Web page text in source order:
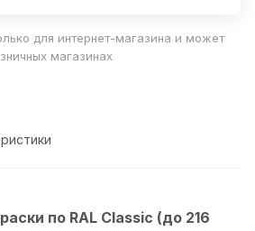
для интернет-магазина и может
магазинах
по RAL Classic (до 216